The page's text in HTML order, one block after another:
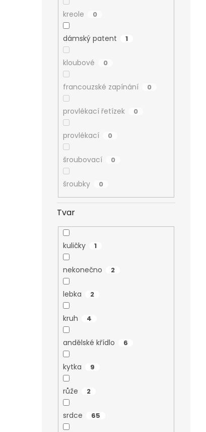
kreole 0
dámský patent 1
kloubové 0
francouzské zapínání 0
provlékací řetízek 0
provlékací 0
šroubovací 0
šroubky 0
Tvar
kuličky 1
nekonečno 2
lebka 2
kruh 4
andělské křídlo 6
kytka 9
růže 2
srdce 65